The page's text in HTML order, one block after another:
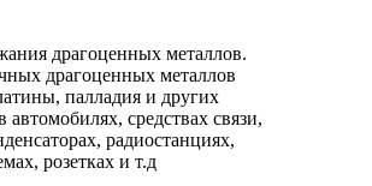
драгоценных металлов.
драгоценных металлов
палладия и других
средствах связи,
радиостанциях,
розетках и т.д